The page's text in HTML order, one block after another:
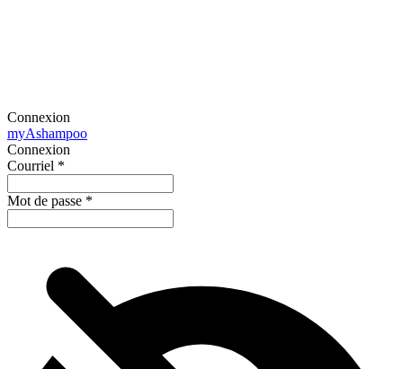
Connexion
myAshampoo
Connexion
Courriel *
Mot de passe *